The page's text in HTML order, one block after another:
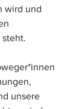
wird und
steht.
unsere